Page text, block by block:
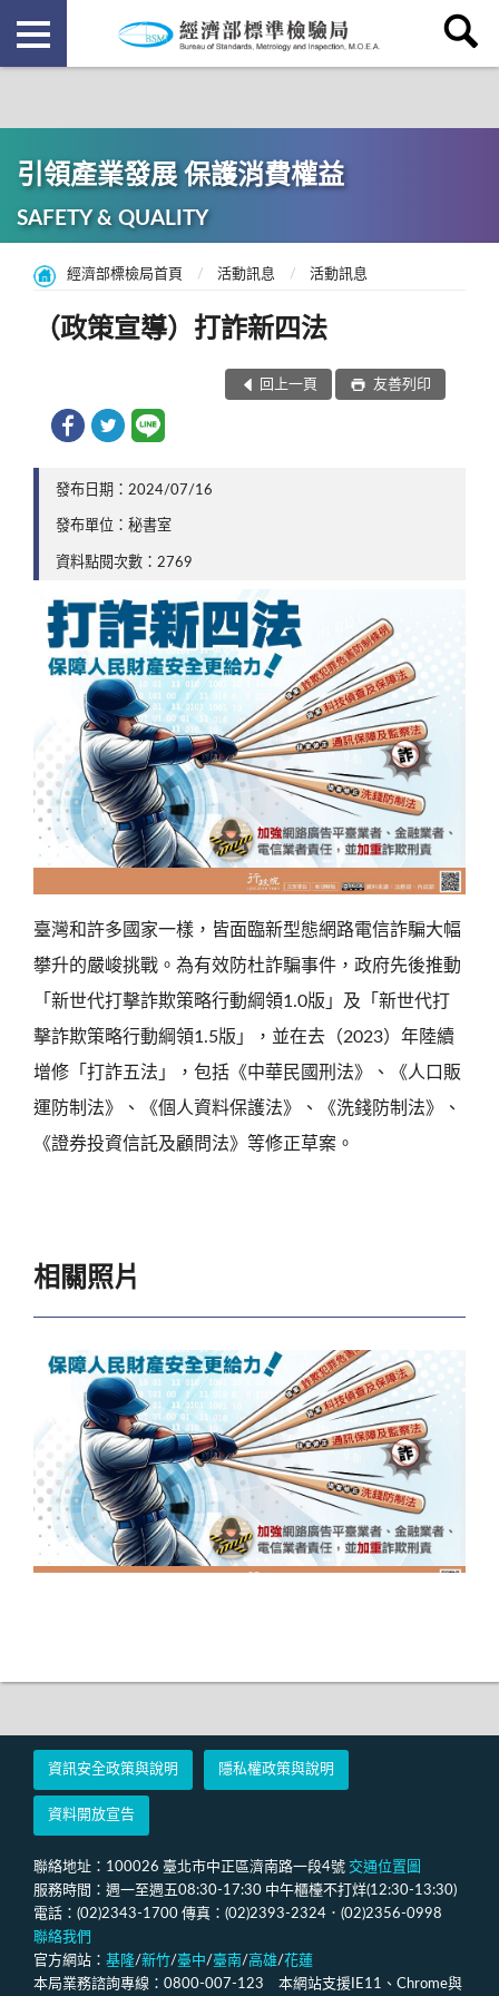
引領產業發展 保護消費權益
SAFETY & QUALITY
經濟部標檢局首頁 活動訊息 活動訊息
（政策宣導）打詐新四法
回上一頁 友善列印
發布日期：2024/07/16
發布單位：秘書室
資料點閱次數：2769
臺灣和許多國家一樣，皆面臨新型態網路電信詐騙大幅
攀升的嚴峻挑戰。為有效防杜詐騙事件，政府先後推動
「新世代打擊詐欺策略行動綱領1.0版」及「新世代打
擊詐欺策略行動綱領1.5版」，並在去（2023）年陸續
增修「打詐五法」，包括《中華民國刑法》、《人口販
運防制法》、《個人資料保護法》、《洗錢防制法》、
《證券投資信託及顧問法》等修正草案。
相關照片
資訊安全政策與說明 隱私權政策與說明
資料開放宣告
聯絡地址：100026 臺北市中正區濟南路一段4號 交通位置圖
服務時間：週一至週五08:30-17:30 中午櫃檯不打烊(12:30-13:30)
電話：(02)2343-1700 傳真：(02)2393-2324．(02)2356-0998
聯絡我們
官方網站： 基隆/新竹/臺中/臺南/高雄/花蓮
本局業務諮詢專線：0800-007-123 本網站支援IE11、Chrome與